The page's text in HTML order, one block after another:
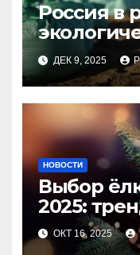
Россия в
ДЕК 9, 2025
НОВОСТИ
Выбор
2025:
ОКТ 16, 2025